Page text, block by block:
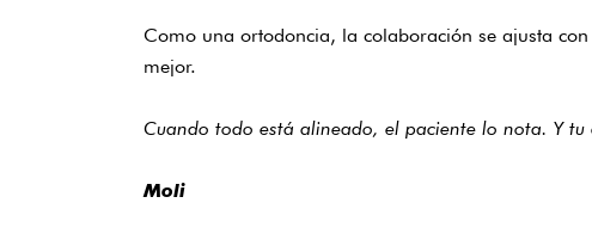
Como una ortodoncia, la colaboración se ajusta
mejor.
Cuando todo está alineado, el paciente lo nota. Y
Moli